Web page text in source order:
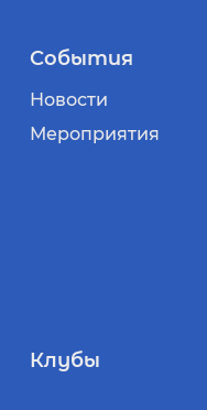
События
Новости
Мероприятия
Клубы